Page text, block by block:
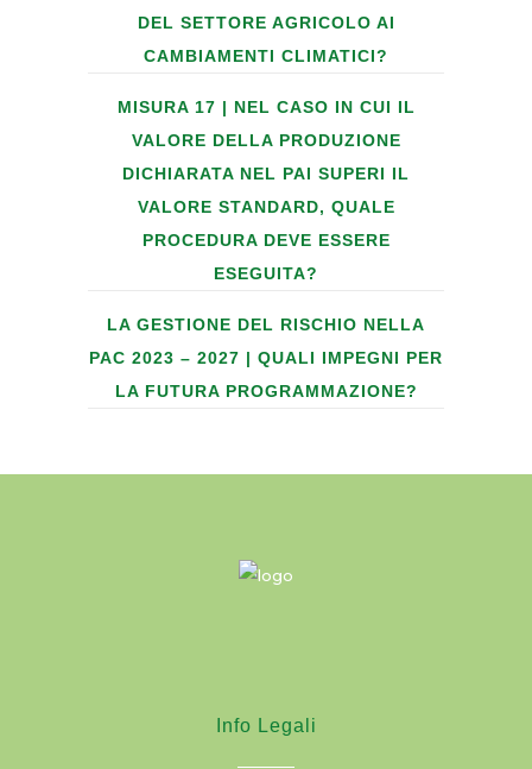
DEL SETTORE AGRICOLO AI
CAMBIAMENTI CLIMATICI?
MISURA 17 | NEL CASO IN CUI IL
VALORE DELLA PRODUZIONE
DICHIARATA NEL PAI SUPERI IL
VALORE STANDARD, QUALE
PROCEDURA DEVE ESSERE
ESEGUITA?
LA GESTIONE DEL RISCHIO NELLA
PAC 2023 – 2027 | QUALI IMPEGNI PER
LA FUTURA PROGRAMMAZIONE?
Info Legali